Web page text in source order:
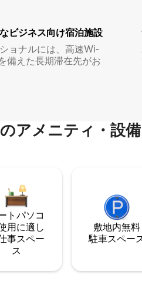
ビ⁠ジ⁠ネ⁠ス⁠向⁠け宿⁠泊⁠施⁠設
ョナルには、高速Wi-
備えた長期滞在先がお
アメニティ・設備
トパソコ
用に適し
事スペー
ス
敷地内無料
駐⁠車ス⁠ペ⁠ー⁠